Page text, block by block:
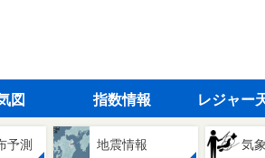
図 指数情報 レジャー
予測 地震情報 気